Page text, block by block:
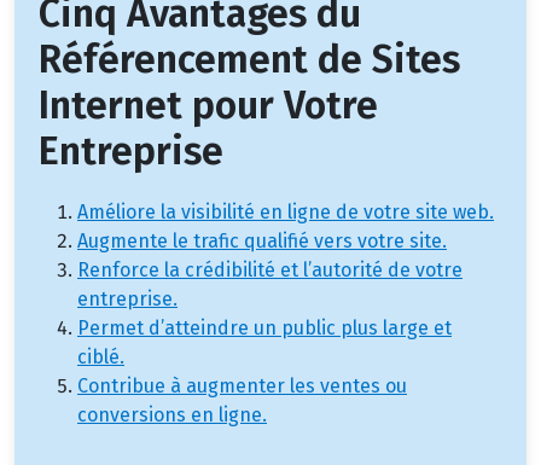
Cinq Avantages du
Référencement de Sites
Internet pour Votre
Entreprise
Améliore la visibilité en ligne de votre site web.
Augmente le trafic qualifié vers votre site.
Renforce la crédibilité et l’autorité de votre
entreprise.
Permet d’atteindre un public plus large et
ciblé.
Contribue à augmenter les ventes ou
conversions en ligne.